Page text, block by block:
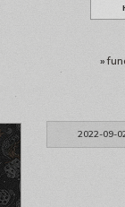
»
2022-09-